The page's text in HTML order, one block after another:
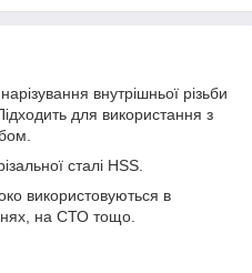
внутрішньої різьби
для використання з
сталі HSS.
використовуються в
на СТО тощо.